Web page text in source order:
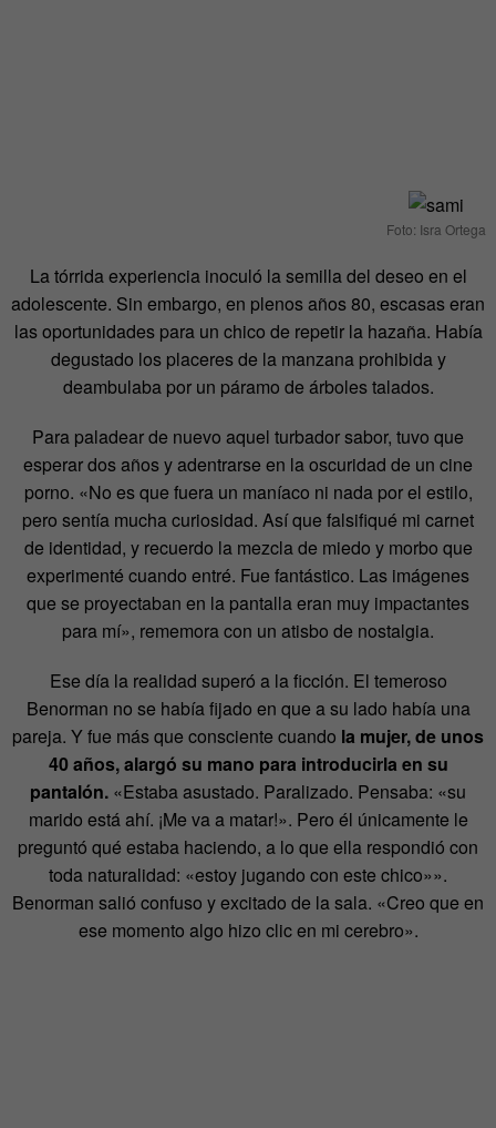
Foto: Isra Ortega
La tórrida experiencia inoculó la semilla del deseo en el
adolescente. Sin embargo, en plenos años 80, escasas eran
las oportunidades para un chico de repetir la hazaña. Había
degustado los placeres de la manzana prohibida y
deambulaba por un páramo de árboles talados.
Para paladear de nuevo aquel turbador sabor, tuvo que
esperar dos años y adentrarse en la oscuridad de un cine
porno. «No es que fuera un maníaco ni nada por el estilo,
pero sentía mucha curiosidad. Así que falsifiqué mi carnet
de identidad, y recuerdo la mezcla de miedo y morbo que
experimenté cuando entré. Fue fantástico. Las imágenes
que se proyectaban en la pantalla eran muy impactantes
para mí», rememora con un atisbo de nostalgia.
Ese día la realidad superó a la ficción. El temeroso
Benorman no se había fijado en que a su lado había una
pareja. Y fue más que consciente cuando la mujer, de unos
40 años, alargó su mano para introducirla en su
pantalón. «Estaba asustado. Paralizado. Pensaba: «su
marido está ahí. ¡Me va a matar!». Pero él únicamente le
preguntó qué estaba haciendo, a lo que ella respondió con
toda naturalidad: «estoy jugando con este chico»».
Benorman salió confuso y excitado de la sala. «Creo que en
ese momento algo hizo clic en mi cerebro».